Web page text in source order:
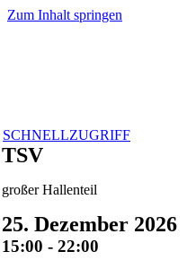
Zum Inhalt springen
SCHNELLZUGRIFF
TSV
großer Hallenteil
25. Dezember 2026
15:00 - 22:00